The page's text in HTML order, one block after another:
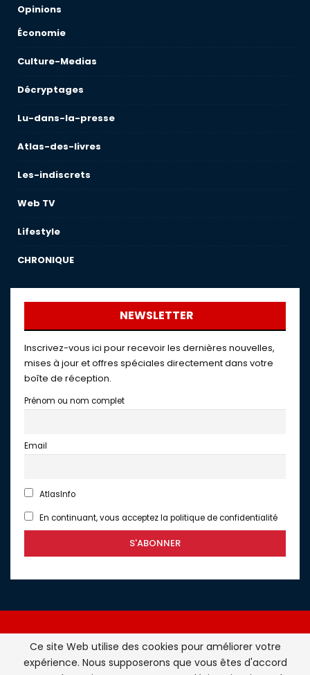
Opinions
Économie
Culture-Medias
Décryptages
Lu-dans-la-presse
Atlas-des-livres
Les-indiscrets
Web TV
Lifestyle
CHRONIQUE
NEWSLETTER
Inscrivez-vous ici pour recevoir les dernières nouvelles,
mises à jour et offres spéciales directement dans votre
boîte de réception.
Prénom ou nom complet
Email
AtlasInfo
En continuant, vous acceptez la politique de confidentialité
Atlasinfo.fr : l'essentiel de l'actualité de la France et du
Ce site Web utilise des cookies pour améliorer votre
expérience. Nous supposerons que vous êtes d'accord